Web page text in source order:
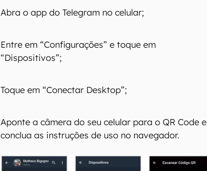
Abra o app do Telegram no celular;
Entre em “Configurações” e toque em
“Dispositivos”;
Toque em “Conectar Desktop”;
Aponte a câmera do seu celular para o QR Code e
conclua as instruções de uso no navegador.